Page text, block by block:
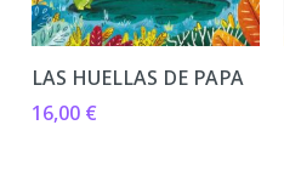
LAS HUELLAS DE PAPA
16,00 €